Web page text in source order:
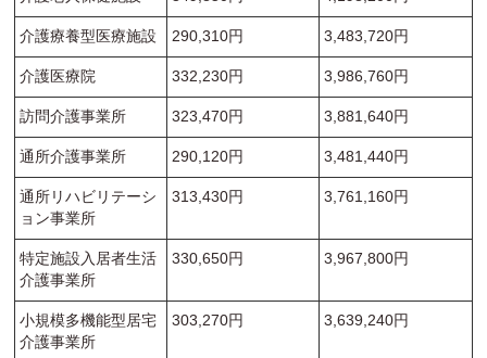
介護療養型医療施設 290,310円 3,483,720円
介護医療院 332,230円 3,986,760円
訪問介護事業所 323,470円 3,881,640円
通所介護事業所 290,120円 3,481,440円
通所リハビリテーシ
ョン事業所
313,430円 3,761,160円
特定施設入居者生活
介護事業所
330,650円 3,967,800円
小規模多機能型居宅
介護事業所
303,270円 3,639,240円